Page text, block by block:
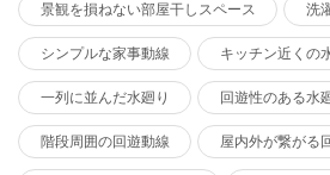
景観を損ねない部屋干しスペース 洗
シンプルな家事動線 キッチン近くの
一列に並んだ水廻り 回遊性のある水
階段周囲の回遊動線 屋内外が繋がる